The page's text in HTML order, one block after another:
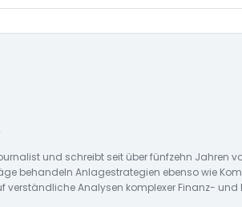
und schreibt seit über fünfzehn
behandeln Anlagestrategien ebenso wie
verständliche Analysen komplexer Finanz-